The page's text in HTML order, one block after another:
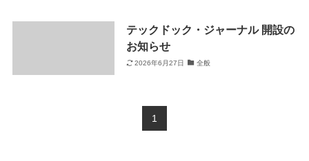
テックドック・ジャーナル 開設の
お知らせ
2026年6月27日 全般
1